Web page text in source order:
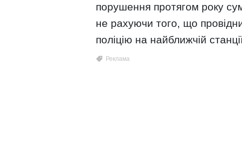
порушення протягом року
не рахуючи того, що
поліцію на найближчій